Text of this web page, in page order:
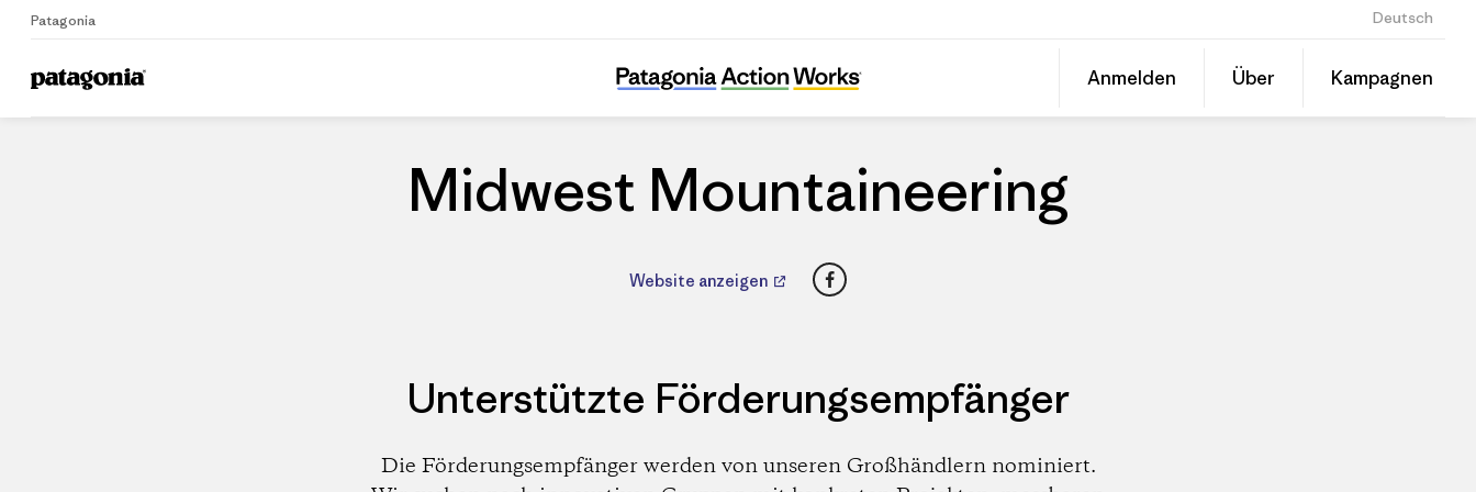
Patagonia Deutsch
Anmelden Über Kampagnen
Home Händler
Midwest Mountaineering
Diesen
Beitrag
Midwest Mountaineering
Website anzeigen Facebook
Unterstützte Förderungsempfänger
Die Förderungsempfänger werden von unseren Großhändlern nominiert.